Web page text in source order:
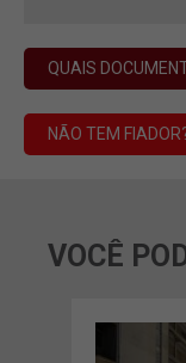
QUAIS
NÃO TEM
VOCÊ